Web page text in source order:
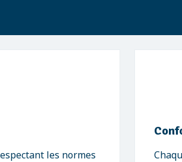
les normes